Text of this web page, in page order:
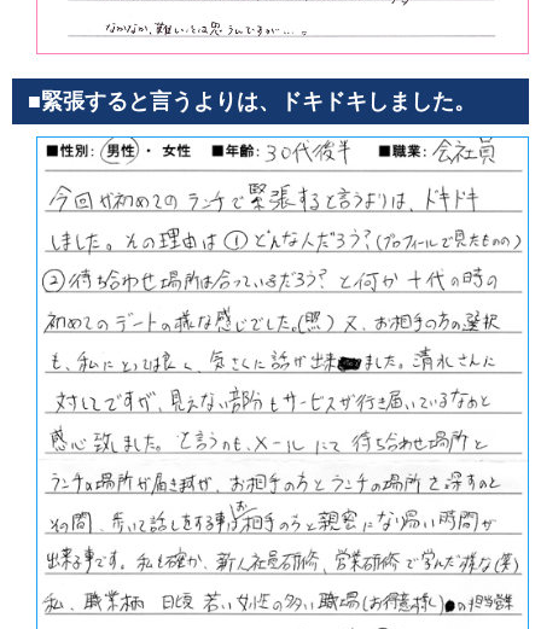
■緊張すると言うよりは、ドキドキしました。